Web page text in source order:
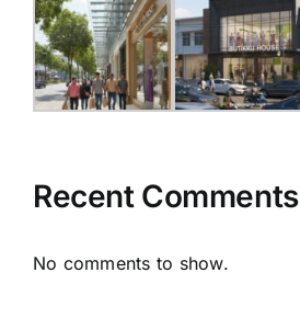
Recent Comments
No comments to show.